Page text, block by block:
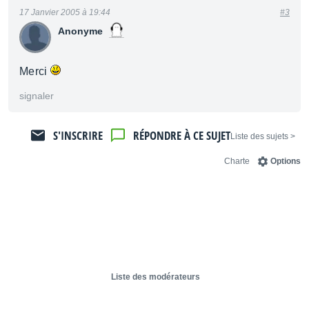
Anonyme
17 Janvier 2005 à 19:44 #3
Merci
signaler
< Liste des sujets
RÉPONDRE À CE SUJET
S'INSCRIRE
Options
Charte
Liste des modérateurs